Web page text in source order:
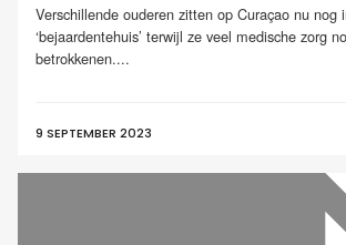
Verschillende ouderen zitten op Curaçao nu nog
‘bejaardentehuis’ terwijl ze veel medische zorg
betrokkenen....
9 SEPTEMBER 2023